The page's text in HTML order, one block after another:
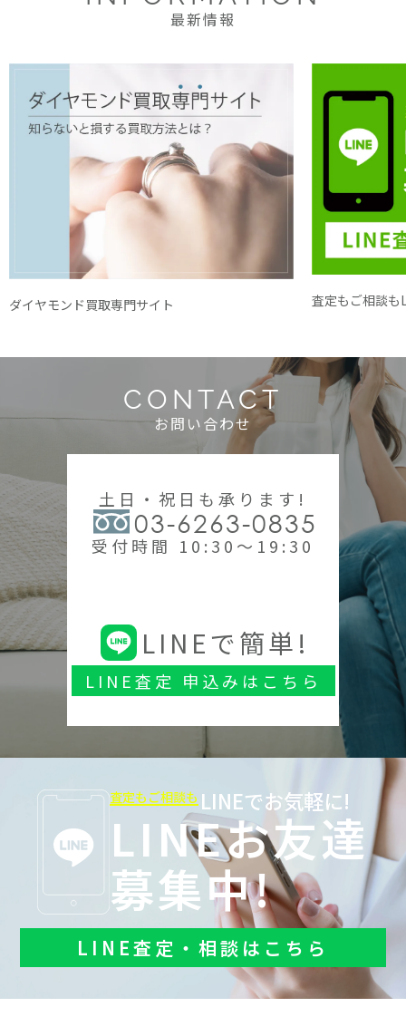
最新情報
ダイヤモンド買取専門サイト 査定もご相談も
CONTACT
お問い合わせ
土日・祝日も承ります!
03-6263-0835
受付時間 10:30～19:30
LINEで簡単!
LINE査定 申込みはこちら
査定もご相談も LINEでお気軽に!
LINEお友達
募集中!
LINE査定・相談はこちら